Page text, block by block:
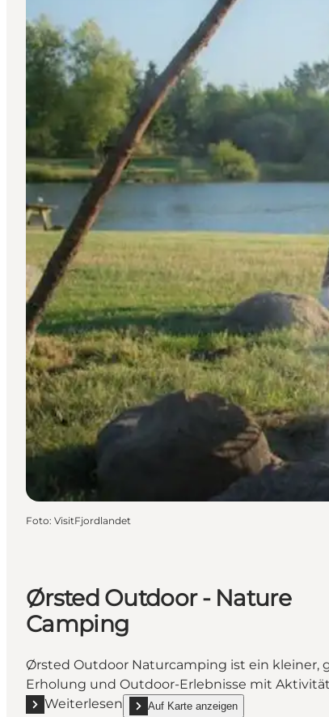
Foto: VisitFjordlandet
Ørsted Outdoor - Nature
Camping
Ørsted Outdoor Naturcamping ist ein kleiner,
Erholung und Outdoor-Erlebnisse mit
Weiterlesen
Mehr erfahren "Ørsted Outdoor - Nature
Auf Karte anzeigen
show Ørsted Outdoor - Nature Camping